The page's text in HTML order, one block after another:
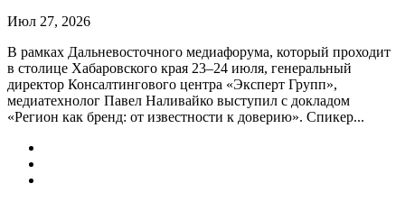
Июл 27, 2026
В рамках Дальневосточного медиафорума, который проходит
в столице Хабаровского края 23–24 июля, генеральный
директор Консалтингового центра «Эксперт Групп»,
медиатехнолог Павел Наливайко выступил с докладом
«Регион как бренд: от известности к доверию». Спикер...